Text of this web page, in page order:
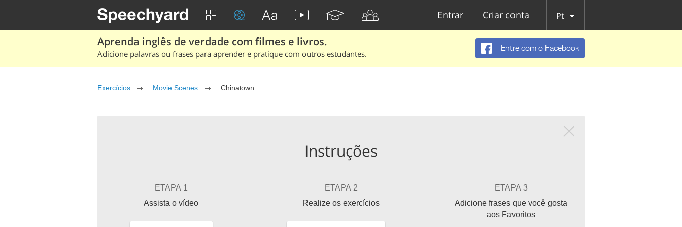
Entrar Criar conta Pt
Aprenda inglês de verdade com filmes e livros.
Adicione palavras ou frases para aprender e pratique com outros estudantes.
Entre com o Facebook
Exercícios Movie Scenes Chinatown
Instruções
ETAPA 1
Assista o vídeo
ETAPA 2
Realize os exercícios
ETAPA 3
Adicione frases que você gosta
aos Favoritos